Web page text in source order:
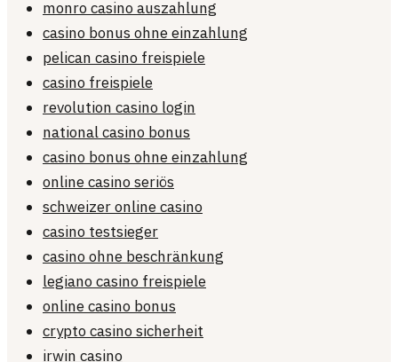
monro casino auszahlung
casino bonus ohne einzahlung
pelican casino freispiele
casino freispiele
revolution casino login
national casino bonus
casino bonus ohne einzahlung
online casino seriös
schweizer online casino
casino testsieger
casino ohne beschränkung
legiano casino freispiele
online casino bonus
crypto casino sicherheit
irwin casino